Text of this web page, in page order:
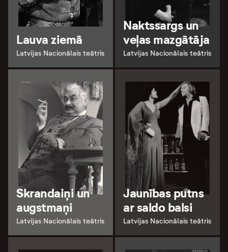
Lauva ziemā
Latvijas Nacionālais teātris
Naktssargs un
veļas mazgātāja
Latvijas Nacionālais teātris
Skrandaiņi un
augstmaņi
Latvijas Nacionālais teātris
Jaunības putns
ar saldo balsi
Latvijas Nacionālais teātris